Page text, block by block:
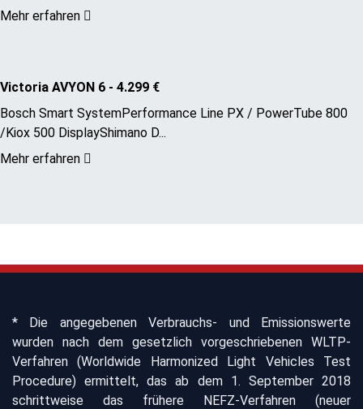
Mehr erfahren
Victoria AVYON 6 - 4.299 €
Bosch Smart SystemPerformance Line PX / PowerTube 800
/Kiox 500 DisplayShimano D...
Mehr erfahren
* Die angegebenen Verbrauchs- und Emissionswerte
wurden nach dem gesetzlich vorgeschriebenen WLTP-
Verfahren (Worldwide Harmonized Light Vehicles Test
Procedure) ermittelt, das ab dem 1. September 2018
schrittweise das frühere NEFZ-Verfahren (neuer